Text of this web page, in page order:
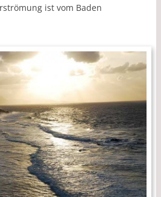
ist vom Baden